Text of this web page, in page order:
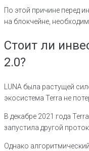
По этой причине перед
на блокчейне,
Стоит ли
2.0?
LUNA была растущей
экосистема Terra не
В декабре 2021 года
запустила другой
Однако